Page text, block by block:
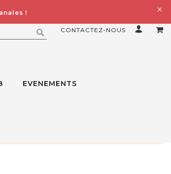
!
CONTACTEZ-NOUS
EVENEMENTS